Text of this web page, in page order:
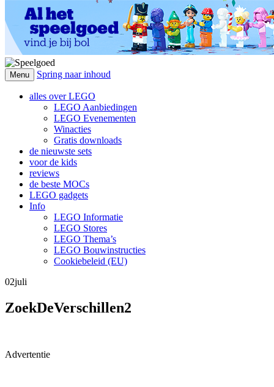
Menu Spring naar inhoud
alles over LEGO
LEGO Aanbiedingen
LEGO Evenementen
Winacties
Gratis downloads
de nieuwste sets
voor de kids
reviews
de beste MOCs
LEGO gadgets
Info
LEGO Informatie
LEGO Stores
LEGO Thema’s
LEGO Bouwinstructies
Cookiebeleid (EU)
02juli
ZoekDeVerschillen2
Advertentie